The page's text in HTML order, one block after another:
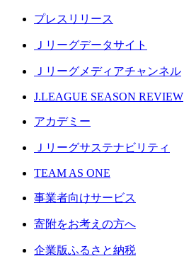
プレスリリース
Ｊリーグデータサイト
Ｊリーグメディアチャンネル
J.LEAGUE SEASON REVIEW
アカデミー
Ｊリーグサステナビリティ
TEAM AS ONE
事業者向けサービス
寄附をお考えの方へ
企業版ふるさと納税